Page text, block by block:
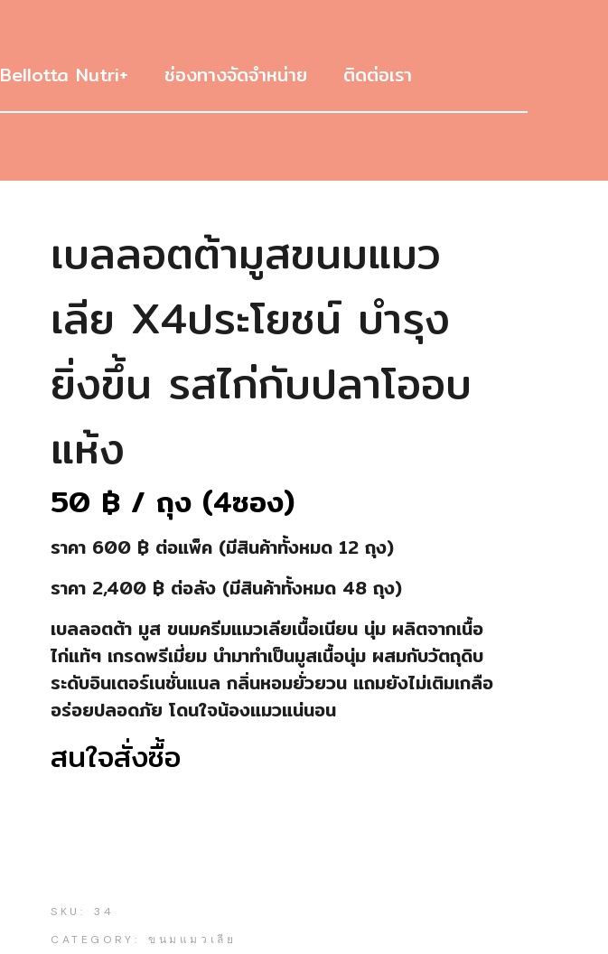
Bellotta Nutri+ ช่องทางจัดจำหน่าย ติดต่อเรา
เบลลอตต้ามูสขนมแมว
เลีย X4ประโยชน์ บำรุง
ยิ่งขึ้น รสไก่กับปลาโออบ
แห้ง
50 ฿ / ถุง (4ซอง)
ราคา 600 ฿ ต่อแพ็ค (มีสินค้าทั้งหมด 12 ถุง)
ราคา 2,400 ฿ ต่อลัง (มีสินค้าทั้งหมด 48 ถุง)
เบลลอตต้า มูส ขนมครีมแมวเลียเนื้อเนียน นุ่ม ผลิตจากเนื้อ
ไก่แท้ๆ เกรดพรีเมี่ยม นำมาทำเป็นมูสเนื้อนุ่ม ผสมกับวัตถุดิบ
ระดับอินเตอร์เนชั่นแนล กลิ่นหอมยั่วยวน แถมยังไม่เติมเกลือ
อร่อยปลอดภัย โดนใจน้องแมวแน่นอน
สนใจสั่งซื้อ
SKU:
34
CATEGORY:
ขนมแมวเลีย